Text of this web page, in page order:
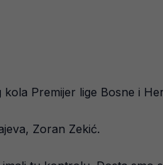
Premijer lige Bosne i
Zoran Zekić.